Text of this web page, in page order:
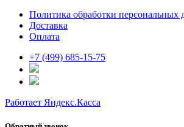
Политика обработки персональных
Доставка
Оплата
+7 (499) 685-15-75
Работает Яндекс.Касса